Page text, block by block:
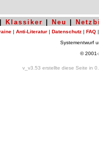
Klassiker Neu
| Anti-Literatur | Datenschutz | FAQ
Systementwurf
©
v_v3.53 erstellte diese Seite in